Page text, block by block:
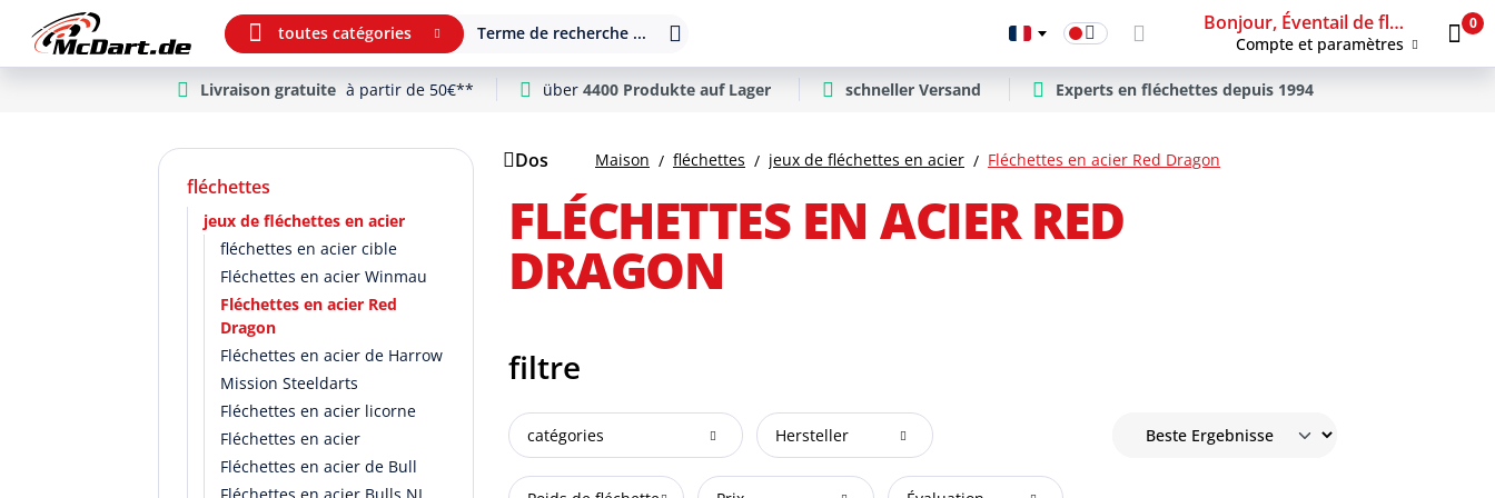
Hauptinhalt springen
Aller à la navigation principale
toutes catégories Terme de recherche ... Bonjour, Éventail de fléchettes
Compte et paramètres
0
Livraison gratuite à partir de 50€** über 4400 Produkte auf Lager schneller Versand Experts en fléchettes depuis 1994
fléchettes
jeux de fléchettes en acier
fléchettes en acier cible
Fléchettes en acier Winmau
Fléchettes en acier Red
Dragon
Fléchettes en acier de Harrow
Mission Steeldarts
Fléchettes en acier licorne
Fléchettes en acier
Fléchettes en acier de Bull
Dos Maison fléchettes jeux de fléchettes en acier Fléchettes en acier Red Dragon
FLÉCHETTES EN ACIER RED
DRAGON
filtre
catégories Hersteller